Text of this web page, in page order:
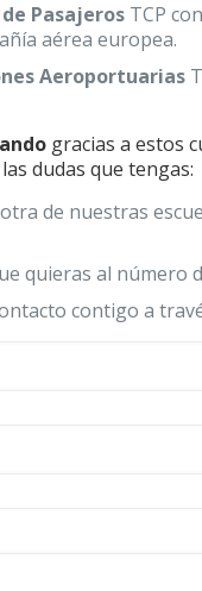
Pasajeros TCP
aérea europea.
Aeroportuarias
gracias a estos
dudas que tengas:
de nuestras
quieras al número
contigo a